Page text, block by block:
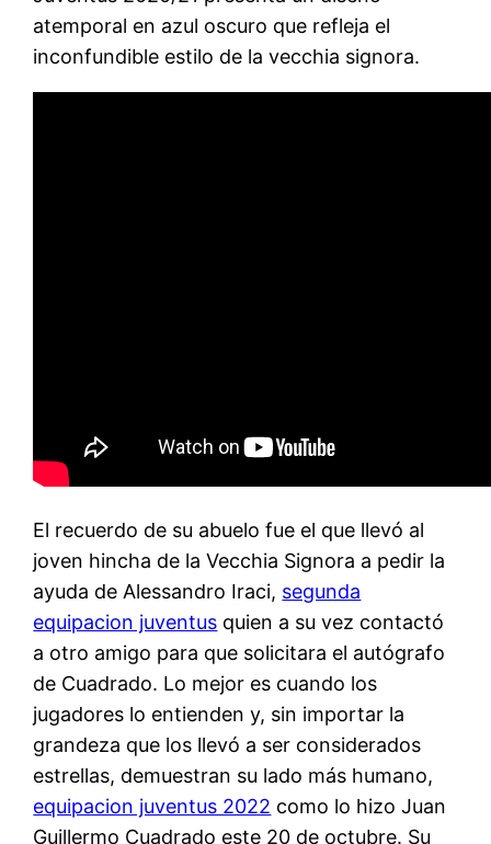
atemporal en azul oscuro que refleja el
inconfundible estilo de la vecchia signora.
El recuerdo de su abuelo fue el que llevó al
joven hincha de la Vecchia Signora a pedir la
ayuda de Alessandro Iraci, segunda
equipacion juventus quien a su vez contactó
a otro amigo para que solicitara el autógrafo
de Cuadrado. Lo mejor es cuando los
jugadores lo entienden y, sin importar la
grandeza que los llevó a ser considerados
estrellas, demuestran su lado más humano,
equipacion juventus 2022 como lo hizo Juan
Guillermo Cuadrado este 20 de octubre. Su